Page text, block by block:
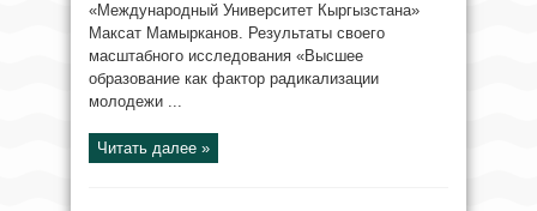
«Международный Университет Кыргызстана»
Максат Мамырканов. Результаты своего
масштабного исследования «Высшее
образование как фактор радикализации
молодежи ...
Читать далее »